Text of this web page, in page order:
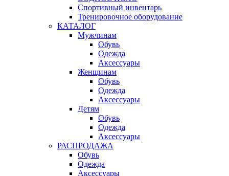
Спортивный инвентарь
Тренировочное оборудование
КАТАЛОГ
Мужчинам
Обувь
Одежда
Аксессуары
Женщинам
Обувь
Одежда
Аксессуары
Детям
Обувь
Одежда
Аксессуары
РАСПРОДАЖА
Обувь
Одежда
Аксессуары